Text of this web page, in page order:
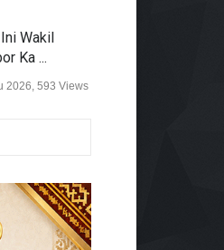
Wakil
Ka ...
2026, 593 Views